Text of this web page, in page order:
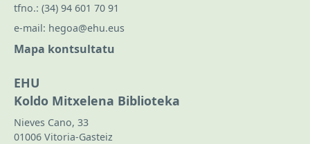
tfno.: (34) 94 601 70 91
e-mail: hegoa@ehu.eus
Mapa kontsultatu
EHU
Koldo Mitxelena Biblioteka
Nieves Cano, 33
01006 Vitoria-Gasteiz